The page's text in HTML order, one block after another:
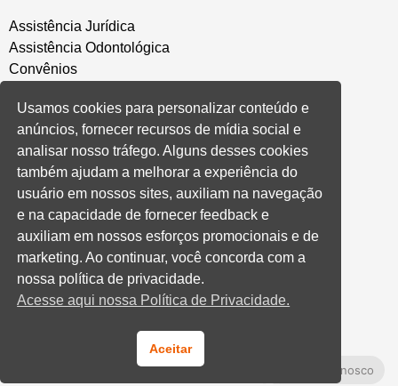
Assistência Jurídica
Assistência Odontológica
Convênios
Salão de Festa
Política de Privacidade
CONVENÇÃO COLETIVA E ACORDOS
Convenções Coletivas
Banco do Brasil
Caixa Econômica Federal
Banrisul
Privados
Cooperativas e Financeiras
Fale Conosco
Usamos cookies para personalizar conteúdo e
anúncios, fornecer recursos de mídia social e
analisar nosso tráfego. Alguns desses cookies
também ajudam a melhorar a experiência do
usuário em nossos sites, auxiliam na navegação
e na capacidade de fornecer feedback e
auxiliam em nossos esforços promocionais e de
marketing. Ao continuar, você concorda com a
nossa política de privacidade.
Acesse aqui nossa Política de Privacidade.
Aceitar